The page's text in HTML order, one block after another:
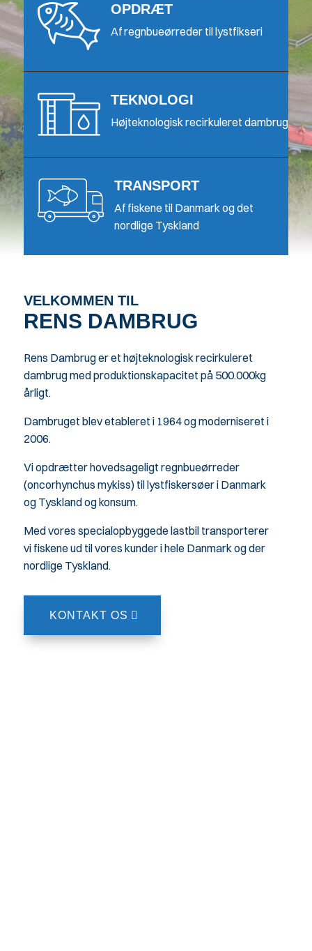
OPDRÆT
Af regnbueørreder til lystfikseri
TEKNOLOGI
Højteknologisk recirkuleret dambrug
TRANSPORT
Af fiskene til Danmark og det
nordlige Tyskland
VELKOMMEN TIL
RENS DAMBRUG
Rens Dambrug er et højteknologisk recirkuleret
dambrug med produktionskapacitet på 500.000kg
årligt.
Dambruget blev etableret i 1964 og moderniseret i
2006.
Vi opdrætter hovedsageligt regnbueørreder
(oncorhynchus mykiss) til lystfiskersøer i Danmark
og Tyskland og konsum.
Med vores specialopbyggede lastbil transporterer
vi fiskene ud til vores kunder i hele Danmark og der
nordlige Tyskland.
KONTAKT OS